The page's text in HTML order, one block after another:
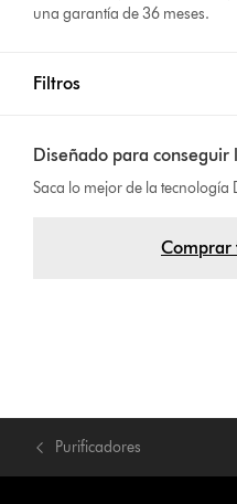
una garantía de 36 meses.
Filtros
Diseñado para
Saca lo mejor de la tecnología
Comprar
Purificadores